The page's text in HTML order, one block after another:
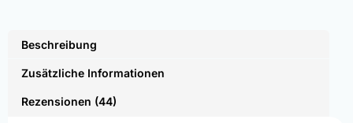
Beschreibung
Zusätzliche Informationen
Rezensionen (44)